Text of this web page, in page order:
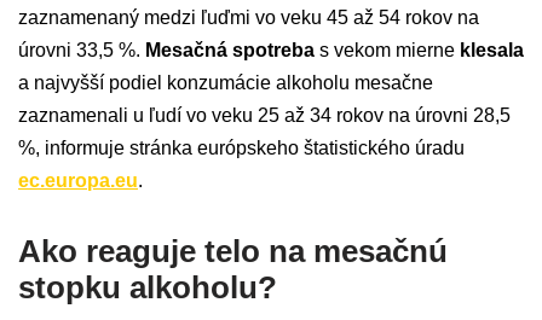
zaznamenaný medzi ľuďmi vo veku 45 až 54 rokov na
úrovni 33,5 %. Mesačná spotreba s vekom mierne klesala
a najvyšší podiel konzumácie alkoholu mesačne
zaznamenali u ľudí vo veku 25 až 34 rokov na úrovni 28,5
%, informuje stránka európskeho štatistického úradu
ec.europa.eu.
Ako reaguje telo na mesačnú
stopku alkoholu?